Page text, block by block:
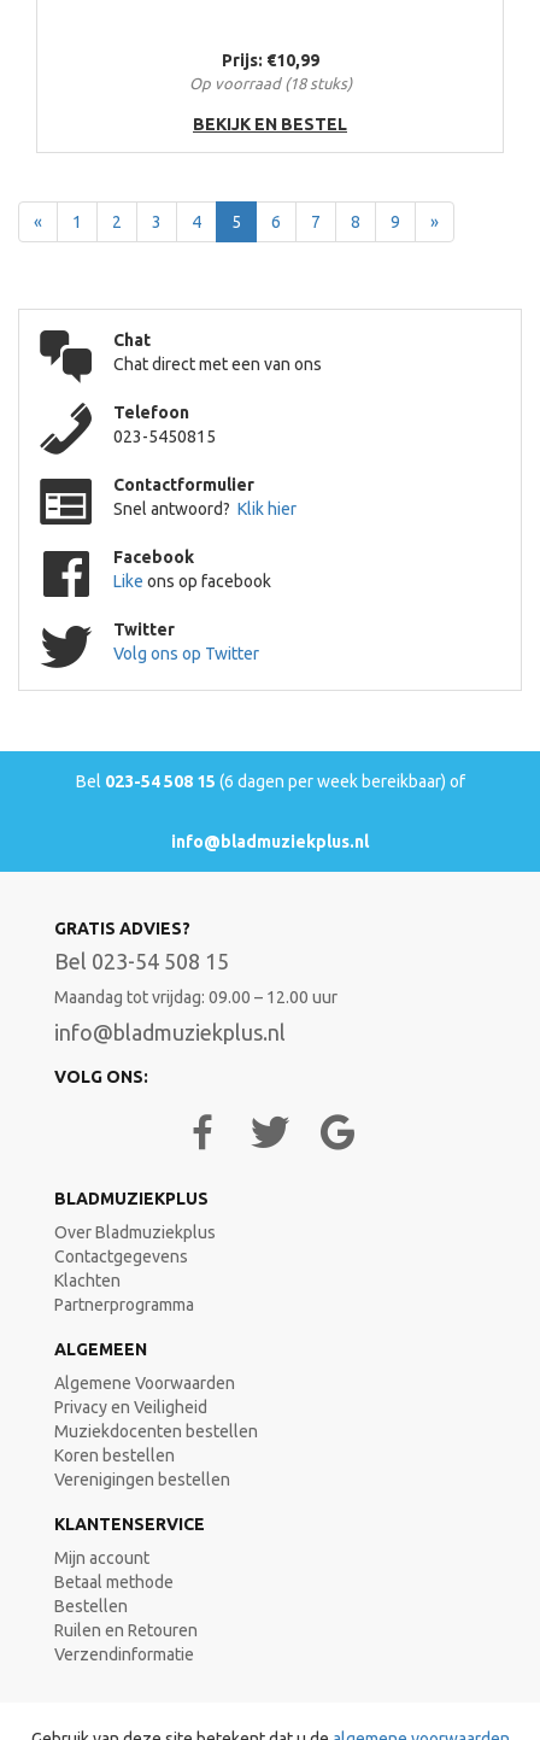
Prijs: €10,99
Op voorraad (18 stuks)
BEKIJK EN BESTEL
«Terug1 2 3 4 5 6 7 8 9 »Voor
Chat
Chat direct met een van ons
Telefoon
023-5450815
Contactformulier
Snel antwoord? Klik hier
Facebook
Like ons op facebook
Twitter
Volg ons op Twitter
Bel 023-54 508 15 (6 dagen per week bereikbaar) of
info@bladmuziekplus.nl
GRATIS ADVIES?
Bel 023-54 508 15
Maandag tot vrijdag: 09.00 – 12.00 uur
info@bladmuziekplus.nl
VOLG ONS:
BLADMUZIEKPLUS
Over Bladmuziekplus
Contactgegevens
Klachten
Partnerprogramma
ALGEMEEN
Algemene Voorwaarden
Privacy en Veiligheid
Muziekdocenten bestellen
Koren bestellen
Verenigingen bestellen
KLANTENSERVICE
Mijn account
Betaal methode
Bestellen
Ruilen en Retouren
Verzendinformatie